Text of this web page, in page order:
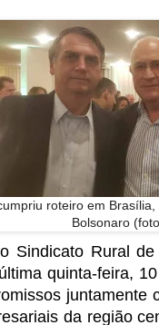
roteiro em
Bolsonaro
Sindicato Rural
quinta-feira,
juntamente
da região